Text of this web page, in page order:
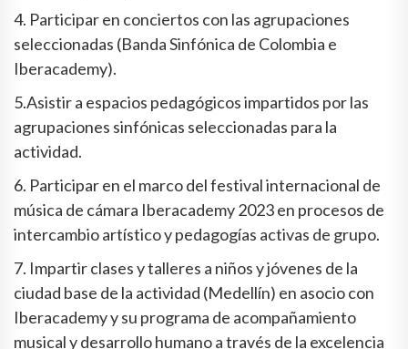
4. Participar en conciertos con las agrupaciones
seleccionadas (Banda Sinfónica de Colombia e
Iberacademy).
5.Asistir a espacios pedagógicos impartidos por las
agrupaciones sinfónicas seleccionadas para la
actividad.
6. Participar en el marco del festival internacional de
música de cámara Iberacademy 2023 en procesos de
intercambio artístico y pedagogías activas de grupo.
7. Impartir clases y talleres a niños y jóvenes de la
ciudad base de la actividad (Medellín) en asocio con
Iberacademy y su programa de acompañamiento
musical y desarrollo humano a través de la excelencia